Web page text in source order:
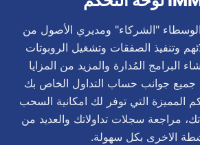
"الشركاء" ومديري الأصول من
وتنفيذ الصفقات وتشغيل الروبوتات
البرامج المُدارة والمزيد من المزايا
جميع جوانب حساب التداول الخاص بك
المميزة التي توفر لك امكانية السحب
مراجعة سجلات تداولاتك والعديد من
الاخرى بكل سهولة.